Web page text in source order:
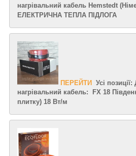
нагрівальний кабель Hemstedt
ЕЛЕКТРИЧНА ТЕПЛА ПІДЛОГА
ПЕРЕЙТИ Усі
нагрівальний кабель: FX 18
плитку) 18 Вт/м